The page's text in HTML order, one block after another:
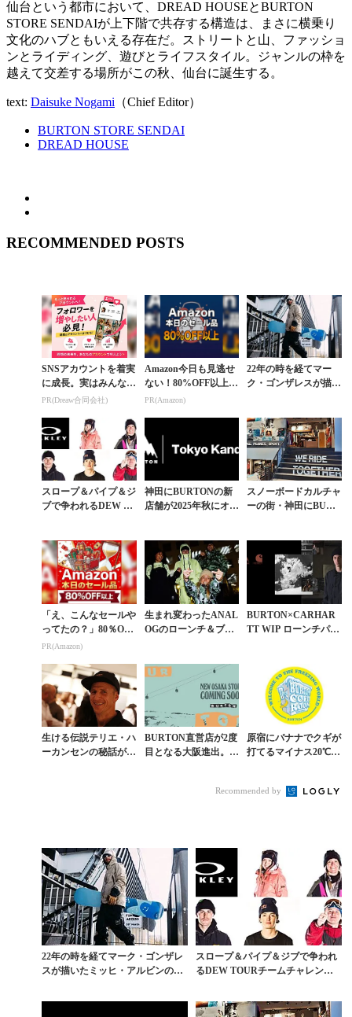
仙台という都市において、DREAD HOUSEとBURTON
STORE SENDAIが上下階で共存する構造は、まさに横乗り
文化のハブともいえる存在だ。ストリートと山、ファッショ
ンとライディング、遊びとライフスタイル。ジャンルの枠を
越えて交差する場所がこの秋、仙台に誕生する。
text: Daisuke Nogami （Chief Editor）
BURTON STORE SENDAI
DREAD HOUSE
RECOMMENDED POSTS
SNSアカウントを着実
に成長。実はみんなコ
コ使ってます。
PR(Dreaw合同会社)
Amazon今日も見逃せ
ない！80%OFF以上が
続々登場
PR(Amazon)
22年の時を経てマー
ク・ゴンザレスが描い
スロープ＆パイプ＆ジ
ブで争われるDEW T
神田にBURTONの新
店舗が2025年秋にオー
スノーボードカルチャ
ーの街・神田にBURT
「え、こんなセールや
ってたの？」80％OFF
以上が続々登場！Am
PR(Amazon)
生まれ変わったANAL
OGのローンチ＆ブラ
催
BURTON×CARHAR
TT WIP ローンチパー
生ける伝説テリエ・ハ
ーカンセンの秘話が聞
BURTON直営店が2度
目となる大阪進出。9
原宿にバナナでクギが
打てるマイナス20℃の
Recommended by
22年の時を経てマーク・ゴンザレ
スが描いたミッヒ・アルビンのBU
スロープ＆パイプ＆ジブで争われ
るDEW TOURチームチャレンジ